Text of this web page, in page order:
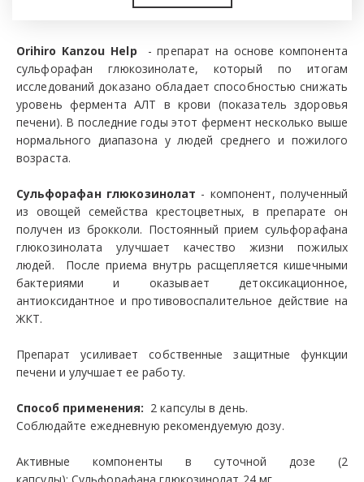
Orihiro Kanzou Help - препарат на основе компонента
сульфорафан глюкозинолате, который по итогам
исследований доказано обладает способностью снижать
уровень фермента АЛТ в крови (показатель здоровья
печени). В последние годы этот фермент несколько выше
нормального диапазона у людей среднего и пожилого
возраста.
Сульфорафан глюкозинолат - компонент, полученный
из овощей семейства крестоцветных, в препарате он
получен из брокколи. Постоянный прием сульфорафана
глюкозинолата улучшает качество жизни пожилых
людей. После приема внутрь расщепляется кишечными
бактериями и оказывает детоксикационное,
антиоксидантное и противовоспалительное действие на
ЖКТ.
Препарат усиливает собственные защитные функции
печени и улучшает ее работу.
Способ применения: 2 капсулы в день.
Соблюдайте ежедневную рекомендуемую дозу.
Активные компоненты в суточной дозе (2